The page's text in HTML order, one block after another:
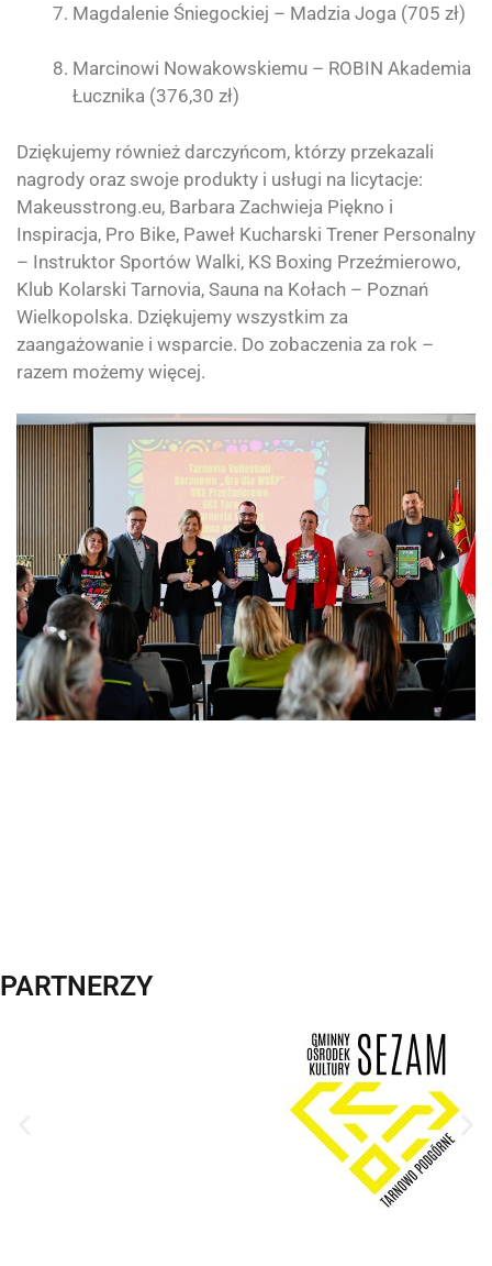
Magdalenie Śniegockiej – Madzia Joga (705 zł)
Marcinowi Nowakowskiemu – ROBIN Akademia
Łucznika (376,30 zł)
Dziękujemy również darczyńcom, którzy przekazali
nagrody oraz swoje produkty i usługi na licytacje:
Makeusstrong.eu, Barbara Zachwieja Piękno i
Inspiracja, Pro Bike, Paweł Kucharski Trener Personalny
– Instruktor Sportów Walki, KS Boxing Przeźmierowo,
Klub Kolarski Tarnovia, Sauna na Kołach – Poznań
Wielkopolska. Dziękujemy wszystkim za
zaangażowanie i wsparcie. Do zobaczenia za rok –
razem możemy więcej.
PARTNERZY